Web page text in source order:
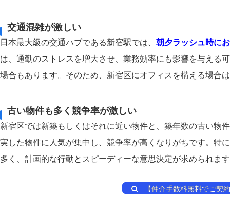
交通混雑が激しい
日本最大級の交通ハブである新宿駅では、 朝夕ラッシュ時に
は、通勤のストレスを増大させ、業務効率にも影響を与える
場合もあります。そのため、新宿区にオフィスを構える場合
古い物件も多く競争率が激しい
新宿区では新築もしくはそれに近い物件と、築年数の古い物
実した物件に人気が集中し、競争率が高くなりがちです。特
多く、計画的な行動とスピーディーな意思決定が求められま
【仲介手数料無料でご契